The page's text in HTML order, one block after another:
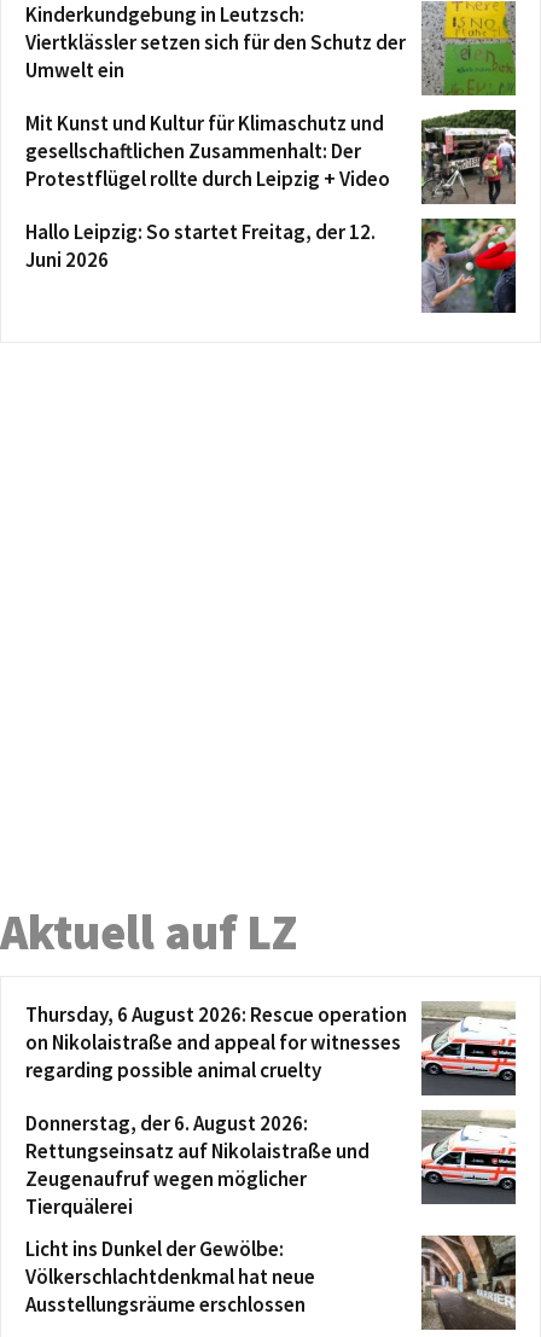
Kinderkundgebung in Leutzsch:
Viertklässler setzen sich für den Schutz der
Umwelt ein
Mit Kunst und Kultur für Klimaschutz und
gesellschaftlichen Zusammenhalt: Der
Protestflügel rollte durch Leipzig + Video
Hallo Leipzig: So startet Freitag, der 12.
Juni 2026
Aktuell auf LZ
Thursday, 6 August 2026: Rescue operation
on Nikolaistraße and appeal for witnesses
regarding possible animal cruelty
Donnerstag, der 6. August 2026:
Rettungseinsatz auf Nikolaistraße und
Zeugenaufruf wegen möglicher
Tierquälerei
Licht ins Dunkel der Gewölbe:
Völkerschlachtdenkmal hat neue
Ausstellungsräume erschlossen